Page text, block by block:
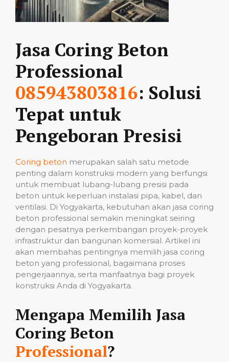
Jasa Coring Beton
Professional
085943803816: Solusi
Tepat untuk
Pengeboran Presisi
Coring beton merupakan salah satu metode
penting dalam konstruksi modern yang berfungsi
untuk membuat lubang-lubang presisi pada
beton untuk keperluan instalasi pipa, kabel, dan
ventilasi. Di Yogyakarta, kebutuhan akan jasa coring
beton professional semakin meningkat seiring
dengan pesatnya perkembangan proyek-proyek
infrastruktur dan bangunan komersial. Artikel ini
akan membahas pentingnya memilih jasa coring
beton yang professional, bagaimana proses
pengerjaannya, serta manfaatnya bagi proyek
konstruksi Anda di Yogyakarta.
Mengapa Memilih Jasa
Coring Beton
Professional?